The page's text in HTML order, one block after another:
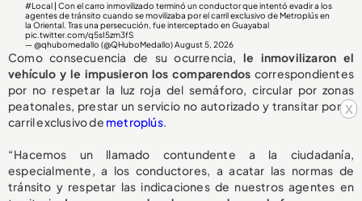
x
#Local | Con el carro inmovilizado terminó un conductor que intentó evadir a los
agentes de tránsito cuando se movilizaba por el carril exclusivo de Metroplús en
la Oriental. Tras una persecución, fue interceptado en Guayabal
pic.twitter.com/q5sI5zm3fS
— @qhubomedallo (@QHuboMedallo)August 5, 2026
Como consecuencia de su ocurrencia, le inmovilizaron el
vehículo y le impusieron los comparendos correspondientes
por no respetar la luz roja del semáforo, circular por zonas
peatonales, prestar un servicio no autorizado y transitar por el
carril exclusivo de metroplús.
“Hacemos un llamado contundente a la ciudadanía,
especialmente, a los conductores, a acatar las normas de
tránsito y respetar las indicaciones de nuestros agentes en